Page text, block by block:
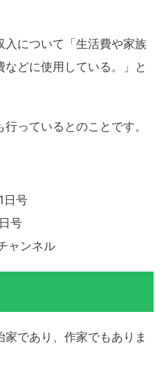
入について「生活費や家族
どに使用している。」と
っているとのことです。
日号
号
ャンネル
であり、作家でもありま